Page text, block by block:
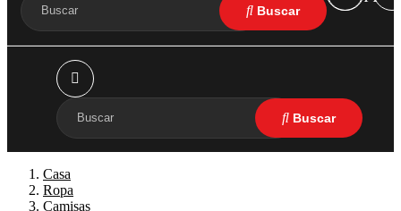
Casa
Ropa
Camisas